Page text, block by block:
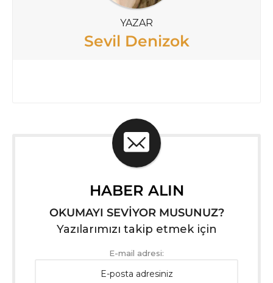
YAZAR
Sevil Denizok
HABER ALIN
OKUMAYI SEVİYOR MUSUNUZ?
Yazılarımızı takip etmek için
E-mail adresi: